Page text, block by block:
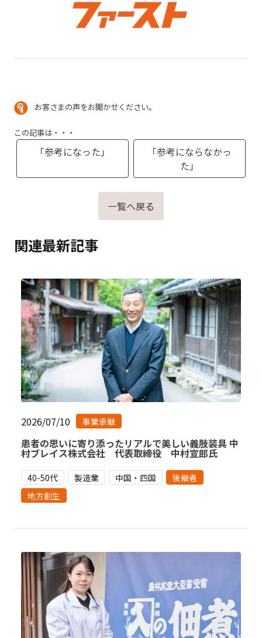
お客さまの声をお聞かせください。
この記事は・・・
「参考になった」
「参考にならなかっ
た」
一覧へ戻る
関連最新記事
2026/07/10 事業承継
患者の思いに寄り添ったリアルで美しい義肢装具 中
村ブレイス株式会社 代表取締役 中村宣郎氏
40-50代 製造業 中国・四国
後継者
地方創生